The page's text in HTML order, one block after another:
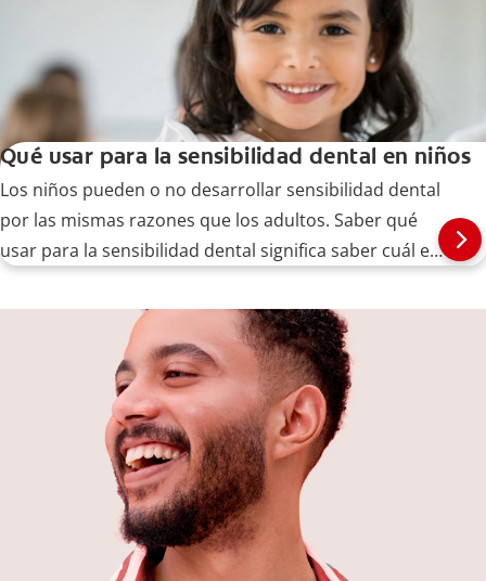
Qué usar para la sensibilidad dental en niños
Los niños pueden o no desarrollar sensibilidad dental
por las mismas razones que los adultos. Saber qué
usar para la sensibilidad dental significa saber cuál es